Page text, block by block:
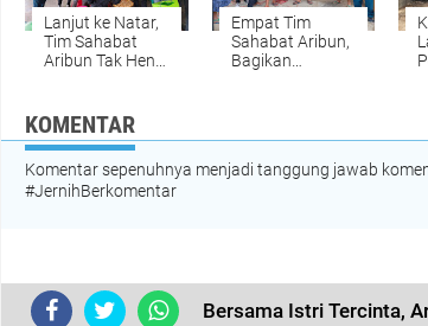
Lanjut ke Natar,
Tim Sahabat
Aribun Tak Henti
Empat Tim
Sahabat Aribun,
Bagikan
KOMENTAR
Komentar sepenuhnya menjadi tanggung jawab
#JernihBerkomentar
Bersama Istri Tercinta,